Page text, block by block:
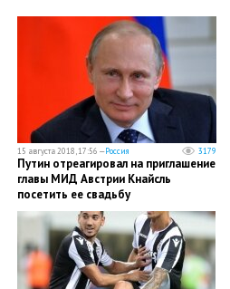
15 августа 2018, 17:56 —Россия 3179
Путин отреагировал на приглашение
главы МИД Австрии Кнайсль
посетить ее свадьбу